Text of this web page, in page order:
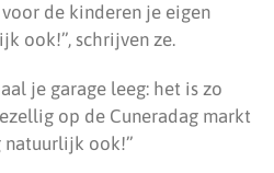
de kinderen je eigen
ook!”, schrijven ze.
je garage leeg: het is zo
op de Cuneradag markt
natuurlijk ook!”